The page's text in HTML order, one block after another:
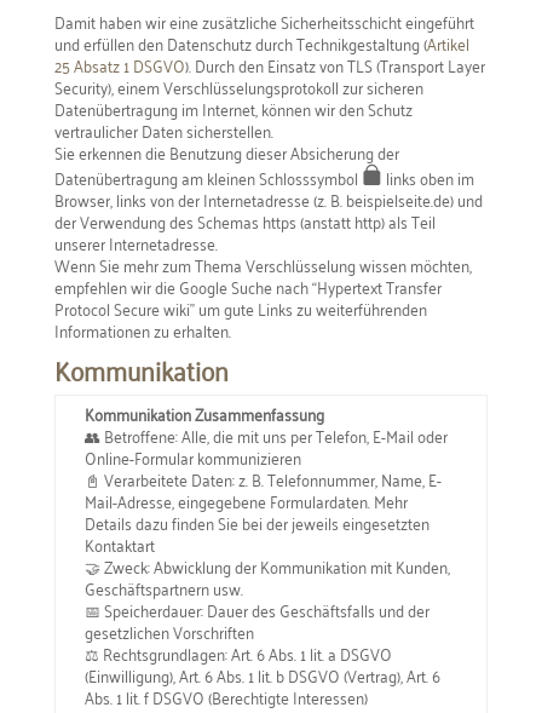
Damit haben wir eine zusätzliche Sicherheitsschicht eingeführt
und erfüllen den Datenschutz durch Technikgestaltung (Artikel
25 Absatz 1 DSGVO). Durch den Einsatz von TLS (Transport Layer
Security), einem Verschlüsselungsprotokoll zur sicheren
Datenübertragung im Internet, können wir den Schutz
vertraulicher Daten sicherstellen.
Sie erkennen die Benutzung dieser Absicherung der
Datenübertragung am kleinen Schlosssymbol
links oben im
Browser, links von der Internetadresse (z. B. beispielseite.de) und
der Verwendung des Schemas https (anstatt http) als Teil
unserer Internetadresse.
Wenn Sie mehr zum Thema Verschlüsselung wissen möchten,
empfehlen wir die Google Suche nach “Hypertext Transfer
Protocol Secure wiki” um gute Links zu weiterführenden
Informationen zu erhalten.
Kommunikation
Kommunikation Zusammenfassung
👥 Betroffene: Alle, die mit uns per Telefon, E-Mail oder
Online-Formular kommunizieren
📓 Verarbeitete Daten: z. B. Telefonnummer, Name, E-
Mail-Adresse, eingegebene Formulardaten. Mehr
Details dazu finden Sie bei der jeweils eingesetzten
Kontaktart
🤝 Zweck: Abwicklung der Kommunikation mit Kunden,
Geschäftspartnern usw.
📅 Speicherdauer: Dauer des Geschäftsfalls und der
gesetzlichen Vorschriften
⚖️ Rechtsgrundlagen: Art. 6 Abs. 1 lit. a DSGVO
(Einwilligung), Art. 6 Abs. 1 lit. b DSGVO (Vertrag), Art. 6
Abs. 1 lit. f DSGVO (Berechtigte Interessen)